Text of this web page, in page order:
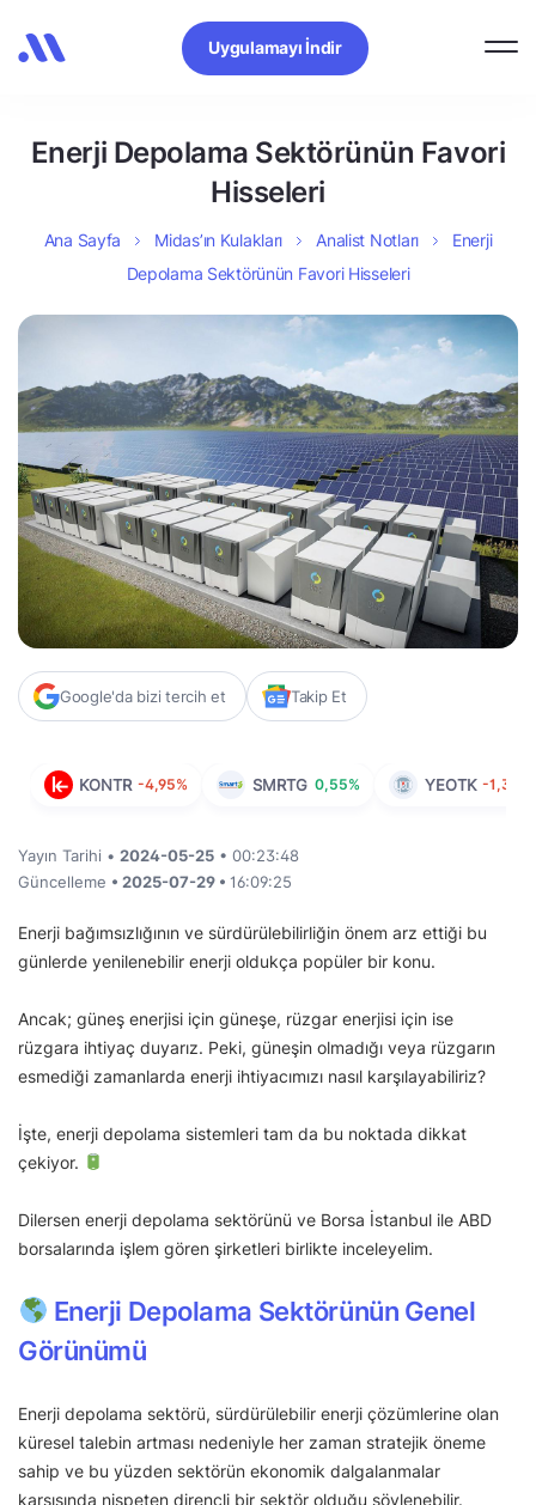
Uygulamayı İndir
Enerji Depolama Sektörünün Favori
Hisseleri
Ana Sayfa Midas’ın Kulakları Analist Notları
Enerji
Depolama Sektörünün Favori Hisseleri
Google'da bizi tercih et Takip Et
KONTR -4,95% SMRTG 0,55% YEOTK -1,33%
Yayın Tarihi • 2024-05-25 • 00:23:48
Güncelleme • 2025-07-29 • 16:09:25
Enerji bağımsızlığının ve sürdürülebilirliğin önem arz ettiği bu
günlerde yenilenebilir enerji oldukça popüler bir konu.
Ancak; güneş enerjisi için güneşe, rüzgar enerjisi için ise
rüzgara ihtiyaç duyarız. Peki, güneşin olmadığı veya rüzgarın
esmediği zamanlarda enerji ihtiyacımızı nasıl karşılayabiliriz?
İşte, enerji depolama sistemleri tam da bu noktada dikkat
çekiyor.
Dilersen enerji depolama sektörünü ve Borsa İstanbul ile ABD
borsalarında işlem gören şirketleri birlikte inceleyelim.
Enerji Depolama Sektörünün Genel
Görünümü
Enerji depolama sektörü, sürdürülebilir enerji çözümlerine olan
küresel talebin artması nedeniyle her zaman stratejik öneme
sahip ve bu yüzden sektörün ekonomik dalgalanmalar
karşısında nispeten dirençli bir sektör olduğu söylenebilir.